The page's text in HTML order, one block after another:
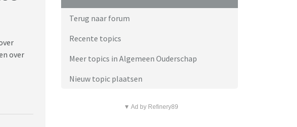
over
Terug naar forum
Recente topics
Meer topics in Algemeen Ouderschap
Nieuw topic plaatsen
▼ Ad by Refinery89